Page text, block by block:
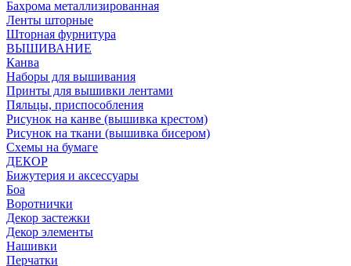
Бахрома металлизированная
Ленты шторные
Шторная фурнитура
ВЫШИВАНИЕ
Канва
Наборы для вышивания
Принты для вышивки лентами
Пяльцы, приспособления
Рисунок на канве (вышивка крестом)
Рисунок на ткани (вышивка бисером)
Схемы на бумаге
ДЕКОР
Бижутерия и аксессуары
Боа
Воротнички
Декор застежки
Декор элементы
Нашивки
Перчатки